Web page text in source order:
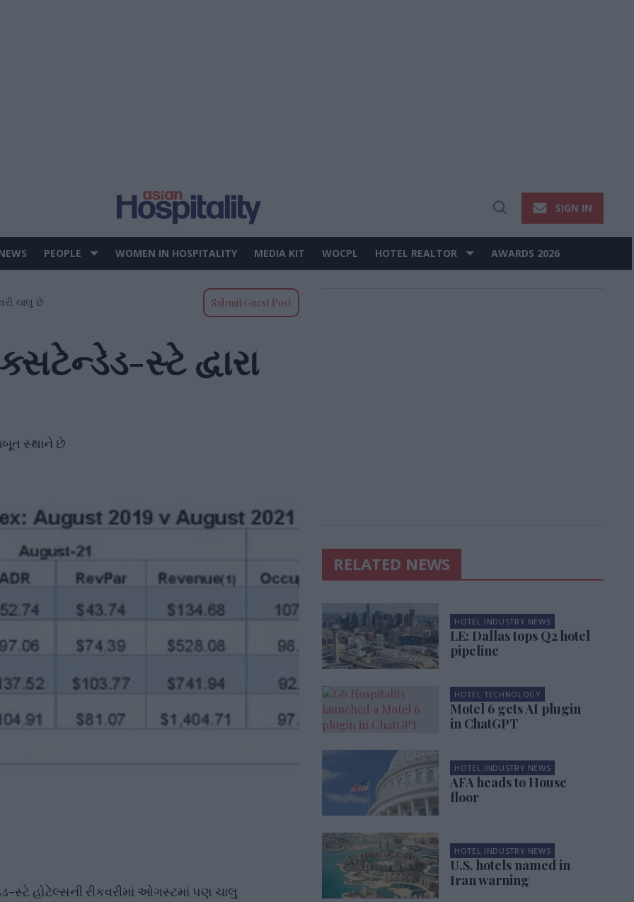
Open
SIGN IN
PEOPLE WOMEN IN HOSPITALITY MEDIA KIT WOCPL HOTEL REALTOR AWARDS 2026
ચાલુ છે Submit Guest Post
સ્ટે દ્વારા
સ્થાને છે
સ્ટે હોટેલ્સની રીકવરીમાં ઓગસ્ટમાં પણ ચાલુ
RELATED NEWS
HOTEL INDUSTRY NEWS
LE: Dallas tops Q2 hotel
pipeline
HOTEL TECHNOLOGY
Motel 6 gets AI plugin
in ChatGPT
HOTEL INDUSTRY NEWS
AFA heads to House
floor
HOTEL INDUSTRY NEWS
U.S. hotels named in
Iran warning